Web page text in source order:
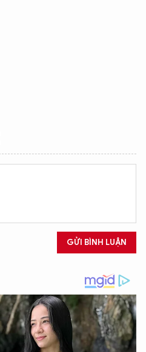
GỬI BÌNH LUẬN